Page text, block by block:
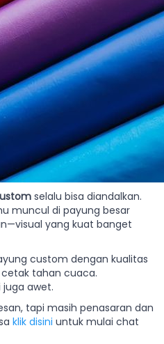
selalu bisa diandalkan.
muncul di payung besar
yang kuat banget
custom dengan kualitas
tahan cuaca.
awet.
tapi masih penasaran dan
klik disini untuk mulai chat